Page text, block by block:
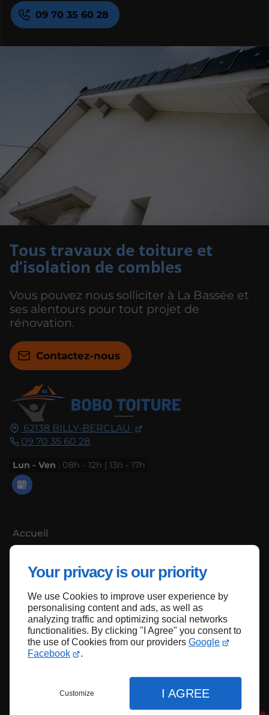
Your privacy is our priority
We use Cookies to improve user experience by
personalising content and ads, as well as
analyzing traffic and optimizing social networks
functionalities. By clicking "I Agree" you consent to
the use of Cookies from our providers Google
Facebook
.
Customize I AGREE
09 70 35 60 28
62138 BILLY-BERCLAU
09 70 35 60 28
Lun - Ven : 08h - 12h | 13h - 17h
Accueil
Mentions légales
Plan du site
Tous travaux de toiture et
d’isolation de combles
Vous pouvez nous solliciter à La Bassée et
ses alentours pour tout projet de
rénovation.
Contactez-nous
Haut de page